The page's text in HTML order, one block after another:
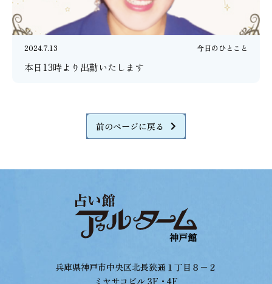
2024.7.13 今日のひとこと
本日13時より出勤いたします
前のページに戻る
兵庫県神戸市中央区北長狭通１丁目８−２
ミヤサコビル 3F・4F